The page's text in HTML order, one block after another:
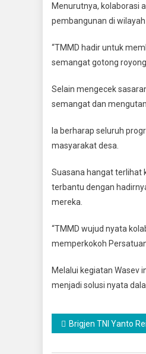
Menurutnya, kolaborasi
pembangunan di wilayah
“TMMD hadir untuk
semangat gotong
Selain mengecek
semangat dan
Ia berharap seluruh
masyarakat desa.
Suasana hangat terlihat
terbantu dengan
mereka.
“TMMD wujud nyata
memperkokoh
Melalui kegiatan Wasev
menjadi solusi nyata
Navigasi
pos
Brigjen TNI Yanto Reinald Nainggolan : TMMD Untuk Memperkokoh Persatuan Nasional dan